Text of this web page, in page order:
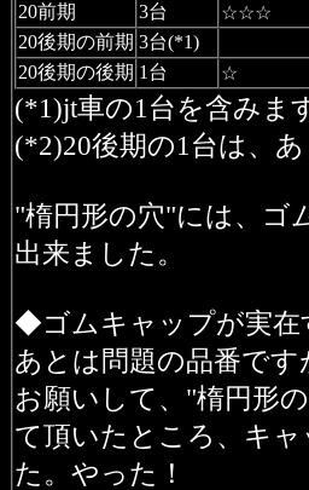
20前期
3台
☆☆☆
20後期の前期 3台(*1)
20後期の後期 1台 ☆
(*1)jt車の1台を含みま
(*2)20後期の1台は、
"楕円形の穴"には、ゴ
出来ました。
◆ゴムキャップが実在
あとは問題の品番です
お願いして、"楕円形
て頂いたところ、キ
た。やった！